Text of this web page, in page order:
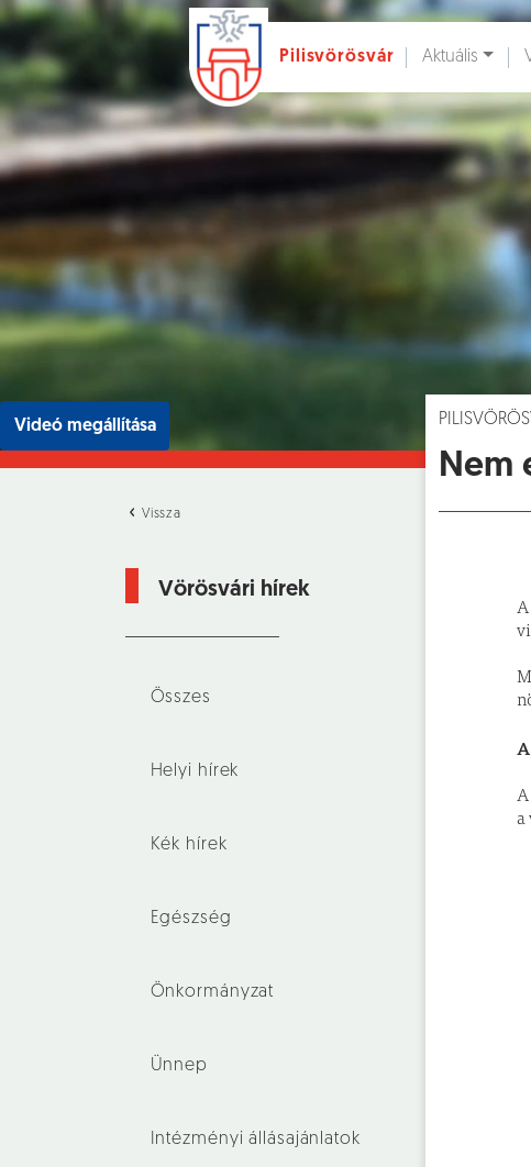
Ugrás a fő tartalomhoz
Pilisvörösvár Aktuális
Videó megállítása
Vissza
Vörösvári hírek
Összes
Helyi hírek
Kék hírek
Egészség
Önkormányzat
Ünnep
Intézményi állásajánlatok
Nem
a
Hírek []